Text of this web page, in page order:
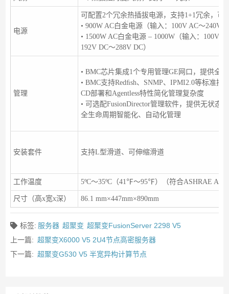
电源
可配置2个冗余热插拔电源，支持1+1冗余，可
• 900W AC白金电源（输入：100V AC～240V
• 1500W AC白金电源 – 1000W（输入：100V
192V DC～288V DC）
管理
• BMC芯片集成1个专用管理GE网口，提供全
• BMC支持Redﬁsh、SNMP、IPMI2.0等标准
CD部署和Agentless特性简化管理复杂度
• 可选配FusionDirector管理软件，提供无状态
全生命周期智能化、自动化管理
安装套件 支持L型滑道、可伸缩滑道
工作温度 5ºC～35ºC（41℉～95℉）（符合ASHRAE A2
尺寸（高x宽x深） 86.1 mm×447mm×890mm
标签: 服务器 超聚变 超聚变FusionServer 2298 V5
上一篇: 超聚变X6000 V5 2U4节点高密服务器
下一篇: 超聚变G530 V5 半宽异构计算节点